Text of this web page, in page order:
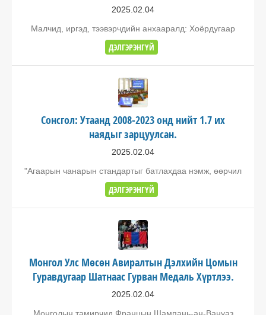
2025.02.04
Малчид, иргэд, тээвэрчдийн анхааралд: Хоёрдугаар
ДЭЛГЭРЭНГҮЙ
Сонсгол: Утаанд 2008-2023 онд нийт 1.7 их
наядыг зарцуулсан.
2025.02.04
"Агаарын чанарын стандартыг батлахдаа нэмж, өөрчил
ДЭЛГЭРЭНГҮЙ
Монгол Улс Мөсөн Авиралтын Дэлхийн Цомын
Гуравдугаар Шатнаас Гурван Медаль Хүртлээ.
2025.02.04
Монголын тамирчид Францын Шампань-ан-Вануаз